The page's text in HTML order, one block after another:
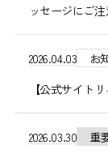
ッセージにご
2026.04.03
お
【公式サイト
2026.03.30 重